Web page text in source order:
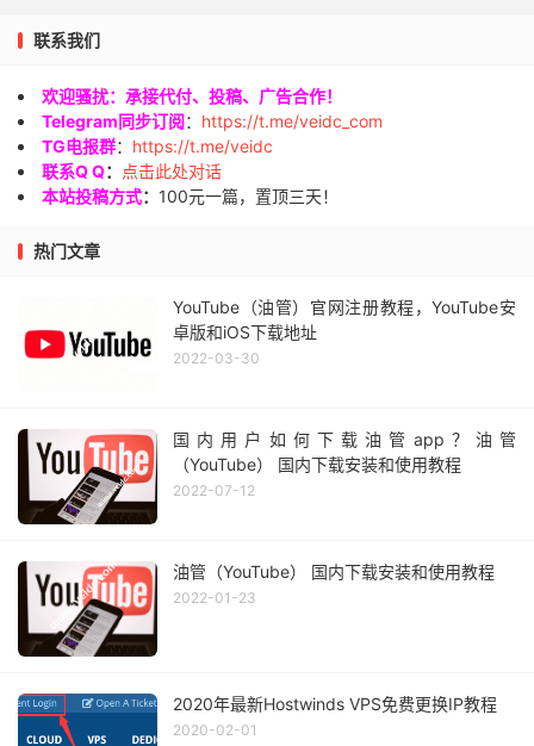
联系我们
欢迎骚扰：承接代付、投稿、广告合作！
Telegram同步订阅： https://t.me/veidc_com
TG电报群： https://t.me/veidc
联系Q Q：
点击此处对话
本站投稿方式： 100元一篇，置顶三天！
热门文章
YouTube（油管）官网注册教程，YouTube安
卓版和iOS下载地址
2022-03-30
国内用户如何下载油管app？油管
（YouTube） 国内下载安装和使用教程
2022-07-12
油管（YouTube） 国内下载安装和使用教程
2022-01-23
2020年最新Hostwinds VPS免费更换IP教程
2020-02-01